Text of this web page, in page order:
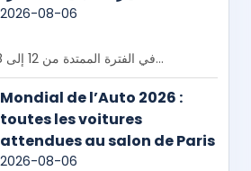
2026-08-06
في الفترة الممتدة من 12 إلى 18 أكتوبر 2026، يعود م...
Mondial de l’Auto 2026 :
toutes les voitures
attendues au salon de Paris
2026-08-06